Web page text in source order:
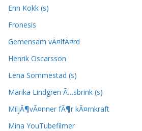
Enn Kokk (s)
Fronesis
Gemensam vÃ¤lfÃ¤rd
Henrik Oscarsson
Lena Sommestad (s)
Marika Lindgren Ã…sbrink (s)
MiljÃ¶vÃ¤nner fÃ¶r kÃ¤rnkraft
Mina YouTubefilmer